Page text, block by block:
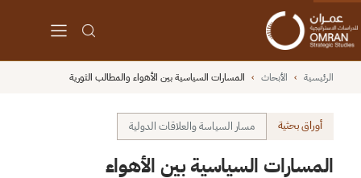
الرئيسية › الأبحاث › المسارات السياسية بين الأهواء والمطالب الثورية
أوراق بحثية مسار السياسة والعلاقات الدولية
المسارات السياسية بين الأهواء